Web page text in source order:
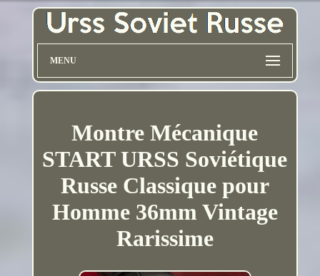
MENU
Montre Mécanique
START URSS Soviétique
Russe Classique pour
Homme 36mm Vintage
Rarissime